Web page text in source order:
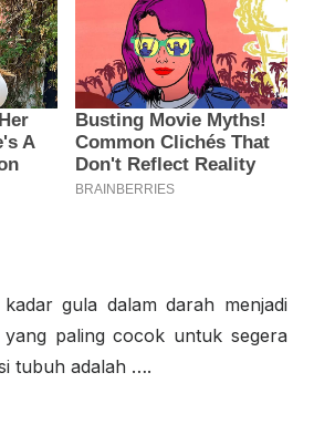
gula dalam darah menjadi
paling cocok untuk segera
tubuh adalah ….